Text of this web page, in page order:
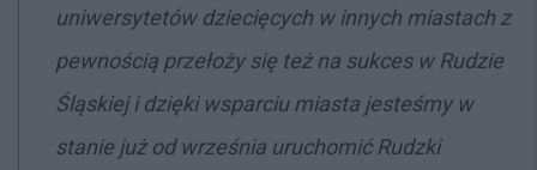
uniwersytetów dziecięcych w innych miastach z
pewnością przełoży się też na sukces w Rudzie
Śląskiej i dzięki wsparciu miasta jesteśmy w
stanie już od września uruchomić Rudzki